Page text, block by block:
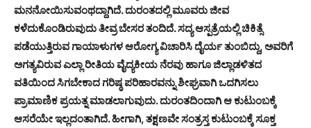
ಮನನೋಯಿಸುವಂಥದ್ದಾಗಿದೆ. ದುರಂತದಲ್ಲಿ ಮೂವರು ಜೀವ
ಕಳೆದುಕೊಂಡಿರುವುದು ತೀವ್ರ ಬೇಸರ ತಂದಿದೆ. ಸದ್ಯ ಆಸ್ಪತ್ರೆಯಲ್ಲಿ ಚಿಕಿತ್ಸೆ
ಪಡೆಯುತ್ತಿರುವ ಗಾಯಾಳುಗಳ ಆರೋಗ್ಯ ವಿಚಾರಿಸಿ ದೈರ್ಯ ತುಂಬಿದ್ದು, ಅವರಿಗೆ
ಅಗತ್ಯವಿರುವ ಎಲ್ಲಾ ರೀತಿಯ ವೈದ್ಯಕೀಯ ನೆರವು ಹಾಗೂ ಜಿಲ್ಲಾಡಳಿತದ
ವತಿಯಿಂದ ಸಿಗಬೇಕಾದ ಗರಿಷ್ಠ ಪರಿಹಾರವನ್ನು ಶೀಘ್ರವಾಗಿ ಒದಗಿಸಲು
ಪ್ರಾಮಾಣಿಕ ಪ್ರಯತ್ನ ಮಾಡಲಾಗುವುದು. ದುರಂತದಿಂದಾಗಿ ಆ ಕುಟುಂಬಕ್ಕೆ
ಆಸರೆಯೇ ಇಲ್ಲದಂತಾಗಿದೆ. ಹೀಗಾಗಿ, ತಕ್ಷಣವೇ ಸಂತ್ರಸ್ತ ಕುಟುಂಬಕ್ಕೆ ಸೂಕ್ತ